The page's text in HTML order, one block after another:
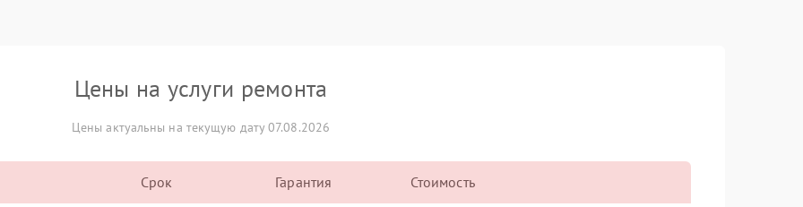
Цены на услуги ремонта
Цены актуальны на текущую дату 07.08.2026
Срок Гарантия Стоимость